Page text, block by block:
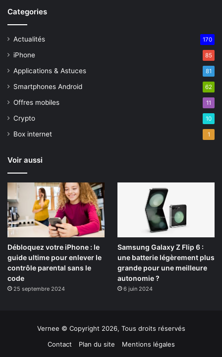
Categories
Actualités 170
iPhone 85
Applications & Astuces 81
Smartphones Android 62
Offres mobiles 11
Crypto 10
Box internet 1
Voir aussi
Débloquez votre iPhone : le
guide ultime pour enlever le
contrôle parental sans le
code
25 septembre 2024
Samsung Galaxy Z Flip 6 :
une batterie légèrement plus
grande pour une meilleure
autonomie ?
6 juin 2024
Vernee © Copyright 2026, Tous droits réservés
Contact
Plan du site
Mentions légales